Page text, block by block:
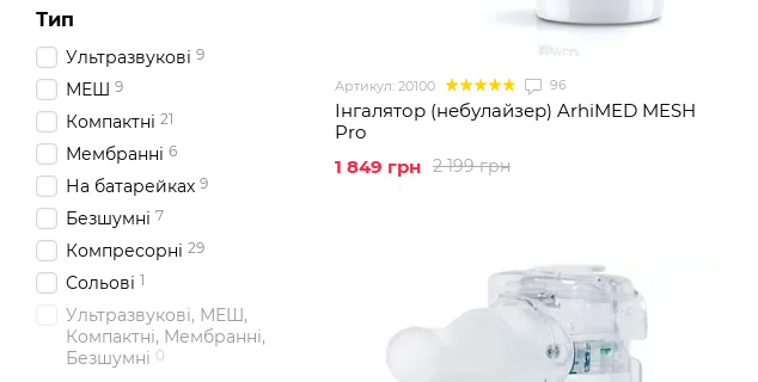
Артикул: 20100 96
Інгалятор (небулайзер) ArhiMED MESH
Pro
2 199 грн
1 849 грн
Тип
Ультразвукові 9
МЕШ 9
Компактні 21
Мембранні 6
На батарейках 9
Безшумні 7
Компресорні 29
Сольові 1
Ультразвукові, МЕШ,
Компактні, Мембранні,
Безшумні 0